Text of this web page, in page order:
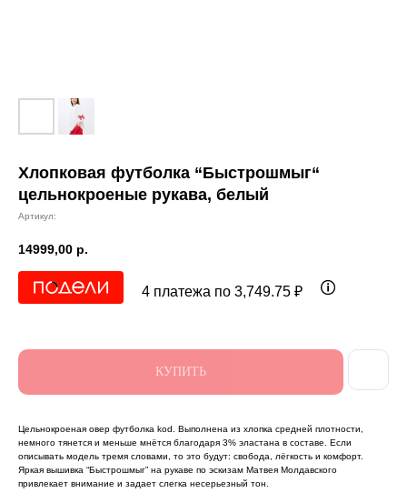
Хлопковая футболка “Быстрошмыг“
цельнокроеные рукава, белый
Артикул:
14999,00 р.
4 платежа по 3,749.75 ₽
КУПИТЬ
Цельнокроеная овер футболка kod. Выполнена из хлопка средней плотности,
немного тянется и меньше мнётся благодаря 3% эластана в составе. Если
описывать модель тремя словами, то это будут: свобода, лёгкость и комфорт.
Яркая вышивка “Быстрошмыг” на рукаве по эскизам Матвея Молдавского
привлекает внимание и задает слегка несерьезный тон.